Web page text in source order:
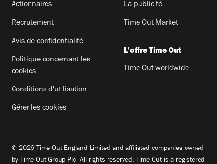
Actionnaires
Recrutement
Avis de confidentialité
Politique concernant les
cookies
Conditions d'utilisation
Gérer les cookies
La publicité
Time Out Market
L'offre Time Out
Time Out worldwide
© 2026 Time Out England Limited and affiliated companies owned
by Time Out Group Plc. All rights reserved. Time Out is a registered